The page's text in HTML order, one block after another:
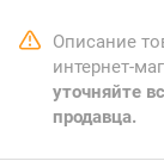
Описание
интернет-
уточняйте
продавца.